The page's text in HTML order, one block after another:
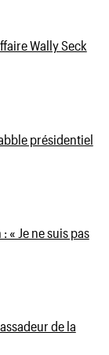
Wally Seck
présidentiel
« Je ne suis pas
de la